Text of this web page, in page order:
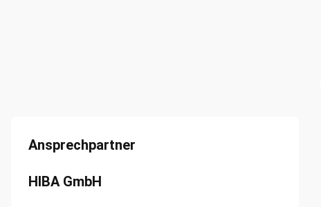
Ansprechpartner
HIBA GmbH